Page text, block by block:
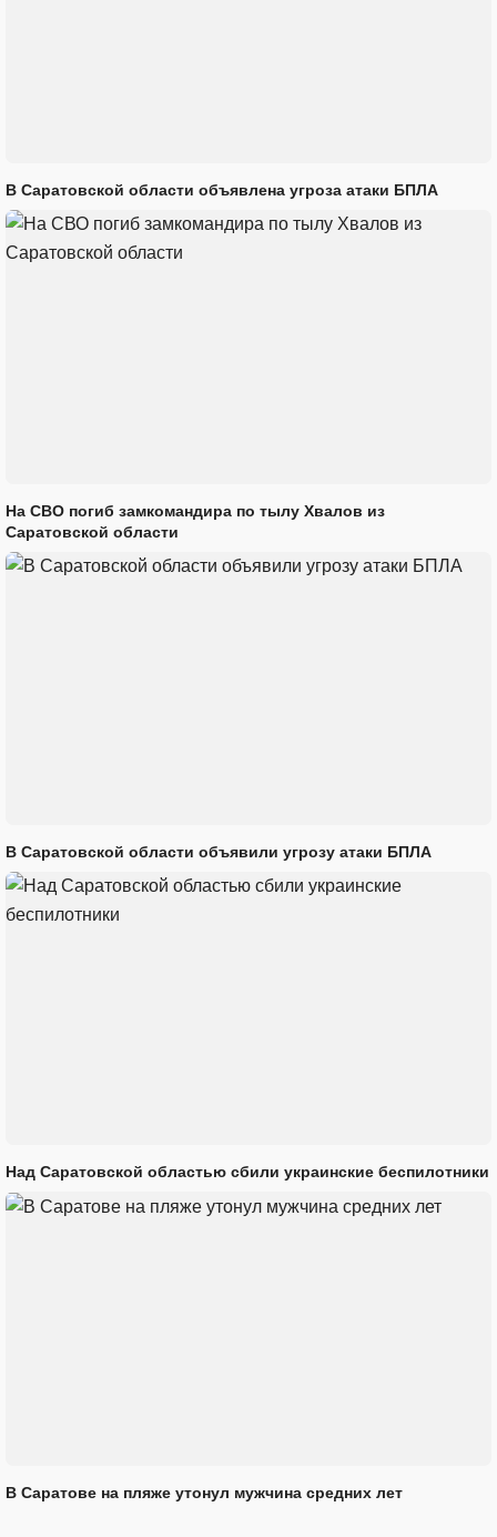
В Саратовской области объявлена угроза атаки БПЛА
На СВО погиб замкомандира по тылу Хвалов из
Саратовской области
В Саратовской области объявили угрозу атаки БПЛА
Над Саратовской областью сбили украинские беспилотники
В Саратове на пляже утонул мужчина средних лет